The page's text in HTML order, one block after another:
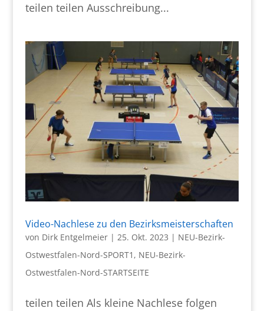
teilen teilen Ausschreibung...
Video-Nachlese zu den Bezirksmeisterschaften
von Dirk Entgelmeier| 25. Okt. 2023 | NEU-Bezirk-
Ostwestfalen-Nord-SPORT1 , NEU-Bezirk-
Ostwestfalen-Nord-STARTSEITE
teilen teilen Als kleine Nachlese folgen